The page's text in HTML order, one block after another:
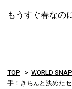
もうすぐ春なの
TOP WORLD SNAP
手！きちんと決めた